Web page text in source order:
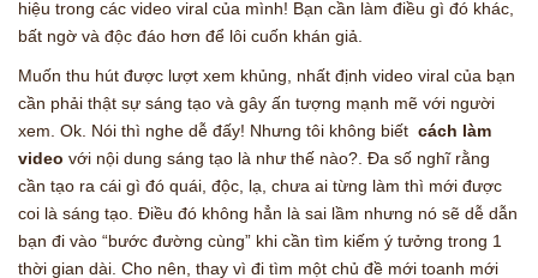
hiệu trong các video viral của mình! Bạn cần làm điều gì đó khác,
bất ngờ và độc đáo hơn để lôi cuốn khán giả.
Muốn thu hút được lượt xem khủng, nhất định video viral của bạn
cần phải thật sự sáng tạo và gây ấn tượng mạnh mẽ với người
xem. Ok. Nói thì nghe dễ đấy! Nhưng tôi không biết cách làm
video với nội dung sáng tạo là như thế nào?. Đa số nghĩ rằng
cần tạo ra cái gì đó quái, độc, lạ, chưa ai từng làm thì mới được
coi là sáng tạo. Điều đó không hẳn là sai lầm nhưng nó sẽ dễ dẫn
bạn đi vào “bước đường cùng” khi cần tìm kiếm ý tưởng trong 1
thời gian dài. Cho nên, thay vì đi tìm một chủ đề mới toanh mới